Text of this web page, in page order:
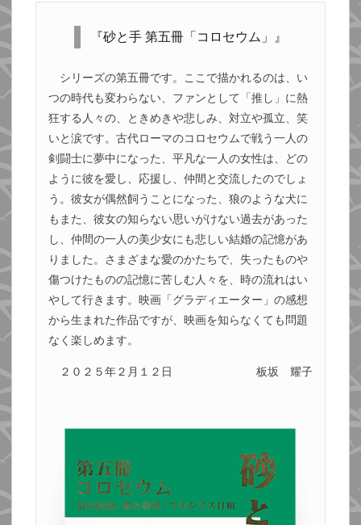
『砂と手 第五冊「コロセウム」』
シリーズの第五冊です。ここで描かれるのは、い
つの時代も変わらない、ファンとして「推し」に熱
狂する人々の、ときめきや悲しみ、対立や孤立、笑
いと涙です。古代ローマのコロセウムで戦う一人の
剣闘士に夢中になった、平凡な一人の女性は、どの
ように彼を愛し、応援し、仲間と交流したのでしょ
う。彼女が偶然飼うことになった、狼のような犬に
もまた、彼女の知らない思いがけない過去があった
し、仲間の一人の美少女にも悲しい結婚の記憶があ
りました。さまざまな愛のかたちで、失ったものや
傷つけたものの記憶に苦しむ人々を、時の流れはい
やして行きます。映画「グラディエーター」の感想
から生まれた作品ですが、映画を知らなくても問題
なく楽しめます。
２０２５年２月１２日 板坂 耀子